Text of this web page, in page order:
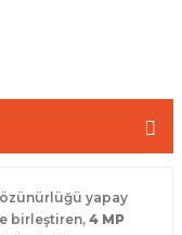
yapay
birleştiren, 4 MP